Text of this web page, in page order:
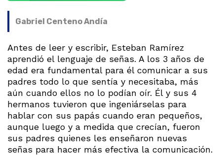
Gabriel Centeno Andía
Antes de leer y escribir, Esteban Ramírez
aprendió el lenguaje de señas. A los 3 años de
edad era fundamental para él comunicar a sus
padres todo lo que sentía y necesitaba, más
aún cuando ellos no lo podían oír. Él y sus 4
hermanos tuvieron que ingeniárselas para
hablar con sus papás cuando eran pequeños,
aunque luego y a medida que crecían, fueron
sus padres quienes les enseñaron nuevas
señas para hacer más efectiva la comunicación.